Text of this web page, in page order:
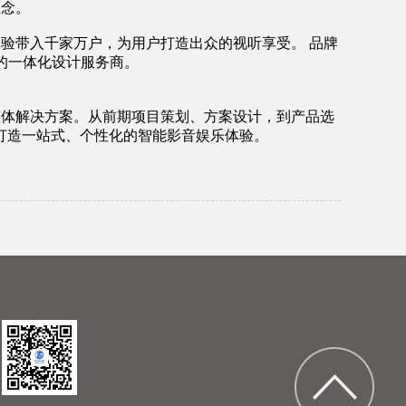
。
带入千家万户，为用户打造出众的视听享受。 品牌
体化设计服务商。
解决方案。从前期项目策划、方案设计，到产品选
一站式、个性化的智能影音娱乐体验。